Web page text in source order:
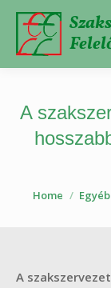
A
You are here:
Home Egyéb
A